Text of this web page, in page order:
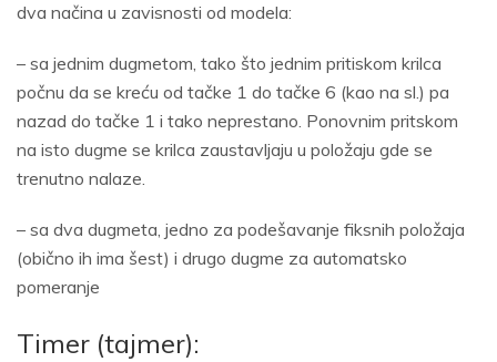
dva načina u zavisnosti od modela:
– sa jednim dugmetom, tako što jednim pritiskom krilca
počnu da se kreću od tačke 1 do tačke 6 (kao na sl.) pa
nazad do tačke 1 i tako neprestano. Ponovnim pritskom
na isto dugme se krilca zaustavljaju u položaju gde se
trenutno nalaze.
– sa dva dugmeta, jedno za podešavanje fiksnih položaja
(obično ih ima šest) i drugo dugme za automatsko
pomeranje
Timer (tajmer):